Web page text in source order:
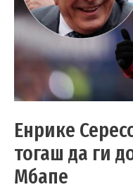
Енрике
тогаш да ги
Мбапе